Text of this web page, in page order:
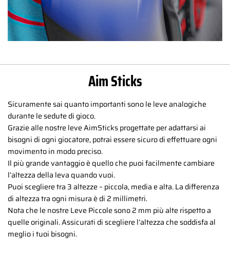
Aim Sticks
Sicuramente sai quanto importanti sono le leve analogiche
durante le sedute di gioco.
Grazie alle nostre leve AimSticks progettate per adattarsi ai
bisogni di ogni giocatore, potrai essere sicuro di effettuare ogni
movimento in modo preciso.
Il più grande vantaggio è quello che puoi facilmente cambiare
l’altezza della leva quando vuoi.
Puoi scegliere tra 3 altezze – piccola, media e alta. La differenza
di altezza tra ogni misura è di 2 millimetri.
Nota che le nostre Leve Piccole sono 2 mm più alte rispetto a
quelle originali. Assicurati di scegliere l’altezza che soddisfa al
meglio i tuoi bisogni.